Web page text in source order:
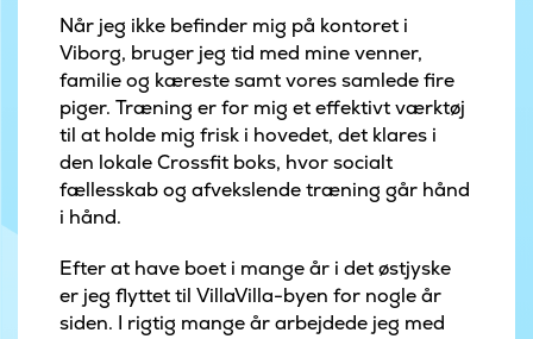
Når jeg ikke befinder mig på kontoret i
Viborg, bruger jeg tid med mine venner,
familie og kæreste samt vores samlede fire
piger. Træning er for mig et effektivt værktøj
til at holde mig frisk i hovedet, det klares i
den lokale Crossfit boks, hvor socialt
fællesskab og afvekslende træning går hånd
i hånd.
Efter at have boet i mange år i det østjyske
er jeg flyttet til VillaVilla-byen for nogle år
siden. I rigtig mange år arbejdede jeg med